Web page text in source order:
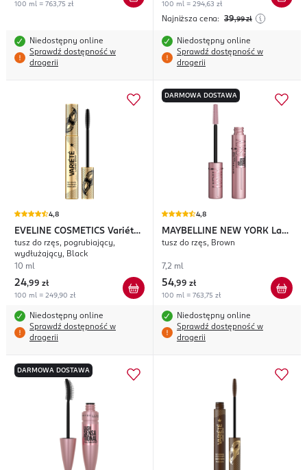
100 ml = 763,75 zł
Niedostępny online
Sprawdź dostępność w
drogerii
100 ml = 294,63 zł
Najniższa cena: 39,99 zł
Niedostępny online
Sprawdź dostępność w
drogerii
4,8
EVELINE COSMETICS Variété
Lashes Show
tusz do rzęs, pogrubiający,
wydłużający, Black
10 ml
24,99 zł
100 ml = 249,90 zł
Niedostępny online
Sprawdź dostępność w
drogerii
DARMOWA DOSTAWA
4,8
MAYBELLINE NEW YORK Lash
Sensational Sky High
tusz do rzęs, Brown
7,2 ml
54,99 zł
100 ml = 763,75 zł
Niedostępny online
Sprawdź dostępność w
drogerii
DARMOWA DOSTAWA